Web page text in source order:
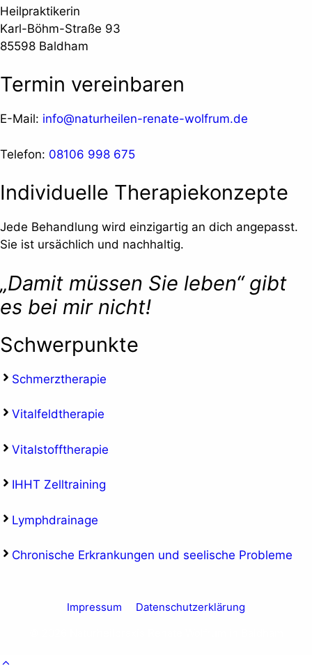
Heilpraktikerin
Karl-Böhm-Straße 93
85598 Baldham
Termin vereinbaren
E-Mail: info@naturheilen-renate-wolfrum.de
Telefon: 08106 998 675
Individuelle Therapiekonzepte
Jede Behandlung wird einzigartig an dich angepasst.
Sie ist ursächlich und nachhaltig.
„Damit müssen Sie leben“ gibt
es bei mir nicht!
Schwerpunkte
Schmerztherapie
Vitalfeldtherapie
Vitalstofftherapie
IHHT Zelltraining
Lymphdrainage
Chronische Erkrankungen und seelische Probleme
Impressum
Datenschutzerklärung